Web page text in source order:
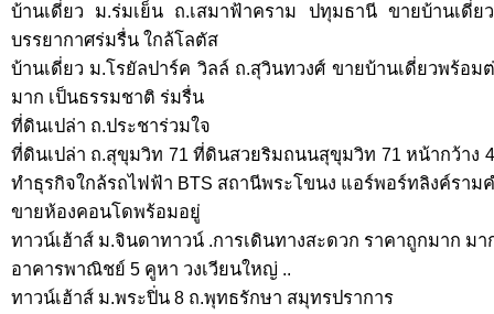
บ้านเดี่ยว ม.ร่มเย็น ถ.เสมาฟ้าคราม ปทุมธานี ขายบ้านเดี่ย
บรรยากาศร่มรื่น ใกล้โลตัส
บ้านเดี่ยว ม.โรยัลปาร์ค วิลล์ ถ.สุวินทวงศ์ ขายบ้านเดี่ยวพร้อ
มาก เป็นธรรมชาติ ร่มรื่น
ที่ดินเปล่า ถ.ประชาร่วมใจ
ที่ดินเปล่า ถ.สุขุมวิท 71 ที่ดินสวยริมถนนสุขุมวิท 71 หน้ากว้าง
ทำธุรกิจใกล้รถไฟฟ้า BTS สถานีพระโขนง แอร์พอร์ทลิงค์ราม
ขายห้องคอนโดพร้อมอยู่
ทาวน์เฮ้าส์ ม.จินดาทาวน์ .การเดินทางสะดวก ราคาถูกมาก มา
อาคารพาณิชย์ 5 คูหา วงเวียนใหญ่ ..
ทาวน์เฮ้าส์ ม.พระปิ่น 8 ถ.พุทธรักษา สมุทรปราการ